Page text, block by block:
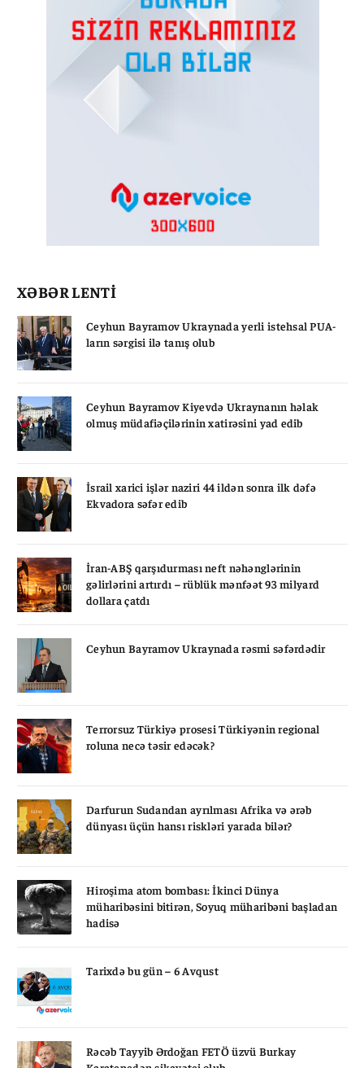
XƏBƏR LENTİ
Ceyhun Bayramov Ukraynada yerli istehsal PUA-
ların sərgisi ilə tanış olub
Ceyhun Bayramov Kiyevdə Ukraynanın həlak
olmuş müdafiəçilərinin xatirəsini yad edib
İsrail xarici işlər naziri 44 ildən sonra ilk dəfə
Ekvadora səfər edib
İran-ABŞ qarşıdurması neft nəhənglərinin
gəlirlərini artırdı – rüblük mənfəət 93 milyard
dollara çatdı
Ceyhun Bayramov Ukraynada rəsmi səfərdədir
Terrorsuz Türkiyə prosesi Türkiyənin regional
roluna necə təsir edəcək?
Darfurun Sudandan ayrılması Afrika və ərəb
dünyası üçün hansı riskləri yarada bilər?
Hiroşima atom bombası: İkinci Dünya
müharibəsini bitirən, Soyuq müharibəni başladan
hadisə
Tarixdə bu gün – 6 Avqust
Rəcəb Tayyib Ərdoğan FETÖ üzvü Burkay